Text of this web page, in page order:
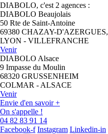
DIABOLO, c'est 2 agences :
DIABOLO Beaujolais
50 Rte de Saint-Antoine
69380 CHAZAY-D'AZERGUES,
LYON - VILLEFRANCHE
Venir
DIABOLO Alsace
9 Impasse du Moulin
68320 GRUSSENHEIM
COLMAR - ALSACE
Venir
Envie d'en savoir +
On s'appelle !
04 82 83 91 14
Facebook-f Instagram Linkedin-in